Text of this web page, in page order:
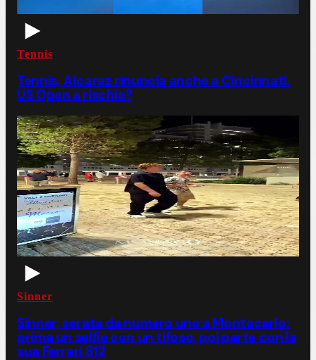
Tennis
Tennis, Alcaraz rinuncia anche a Cincinnati.
US Open a rischio?
Sinner
Sinner, serata da numero uno a Montecarlo:
prima un selfie con un tifoso, poi parte con la
sua Ferrari 812